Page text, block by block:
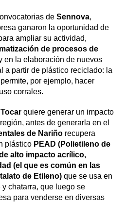
de Sennova
ganaron la oportunidad de
ampliar su actividad,
de procesos de
en la elaboración de nuevos
por ejemplo, hacer
corrales.
quiere generar un impacto
antes de generarla en el
de Nariño recupera
plástico PEAD (Polietileno de
alto impacto acrílico,
(el que es común en las
de Etileno) que se usa en
chatarra, que luego se
para venderse en diversas